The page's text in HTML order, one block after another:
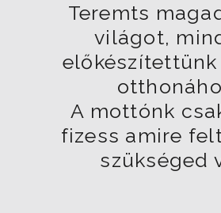
Teremts
világot,
A mottónk
fizess amire
szükséged